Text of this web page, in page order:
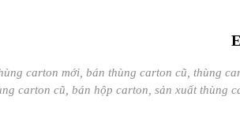
carton mới, bán thùng carton cũ, thùng
carton cũ, bán hộp carton, sản xuất